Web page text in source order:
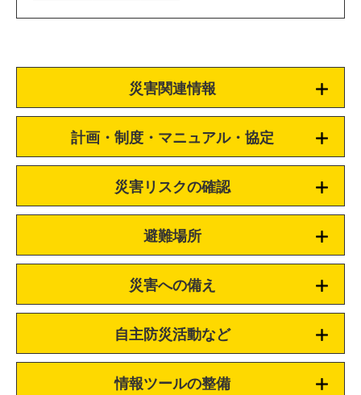
災害関連情報
計画・制度・マニュアル・協定
災害リスクの確認
避難場所
災害への備え
自主防災活動など
情報ツールの整備